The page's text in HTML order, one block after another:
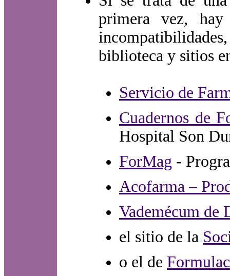
primera vez, hay
biblioteca y sitios
Servicio de
Cuadernos de
Hospital Son
ForMag -
Acofarma –
Vademécum de
el sitio de la
o el de